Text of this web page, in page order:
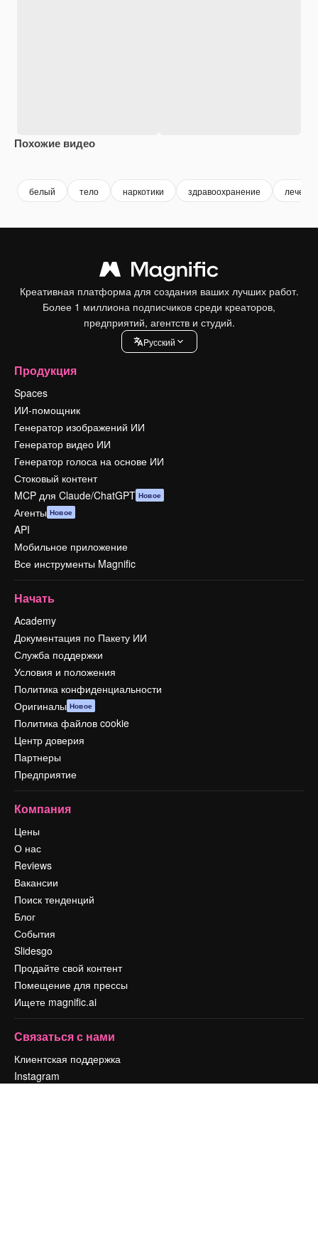
Похожие видео
белый тело наркотики здравоохранение лечение
Креативная платформа для создания ваших лучших работ.
Более 1 миллиона подписчиков среди креаторов,
предприятий, агентств и студий.
Pусский
Продукция
Spaces
ИИ-помощник
Генератор изображений ИИ
Генератор видео ИИ
Генератор голоса на основе ИИ
Стоковый контент
MCP для Claude/ChatGPT Новое
Агенты Новое
API
Мобильное приложение
Все инструменты Magnific
Начать
Academy
Документация по Пакету ИИ
Служба поддержки
Условия и положения
Политика конфиденциальности
Оригиналы Новое
Политика файлов cookie
Центр доверия
Партнеры
Предприятие
Компания
Цены
О нас
Reviews
Вакансии
Поиск тенденций
Блог
События
Slidesgo
Продайте свой контент
Помещение для прессы
Ищете magnific.ai
Связаться с нами
Клиентская поддержка
Instagram